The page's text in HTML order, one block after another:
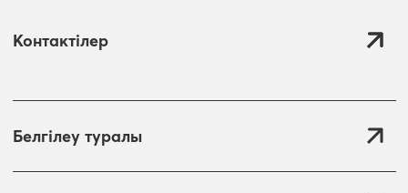
Контактілер
Белгілеу туралы